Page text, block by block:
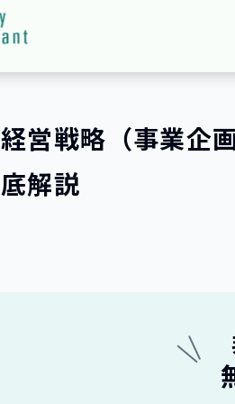
経営戦略（事業企
底解説